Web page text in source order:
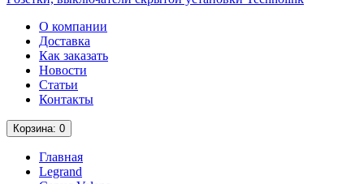
О компании
Доставка
Как заказать
Новости
Статьи
Контакты
Корзина: 0
Главная
Legrand